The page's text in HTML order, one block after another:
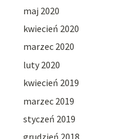
maj 2020
kwiecień 2020
marzec 2020
luty 2020
kwiecień 2019
marzec 2019
styczeń 2019